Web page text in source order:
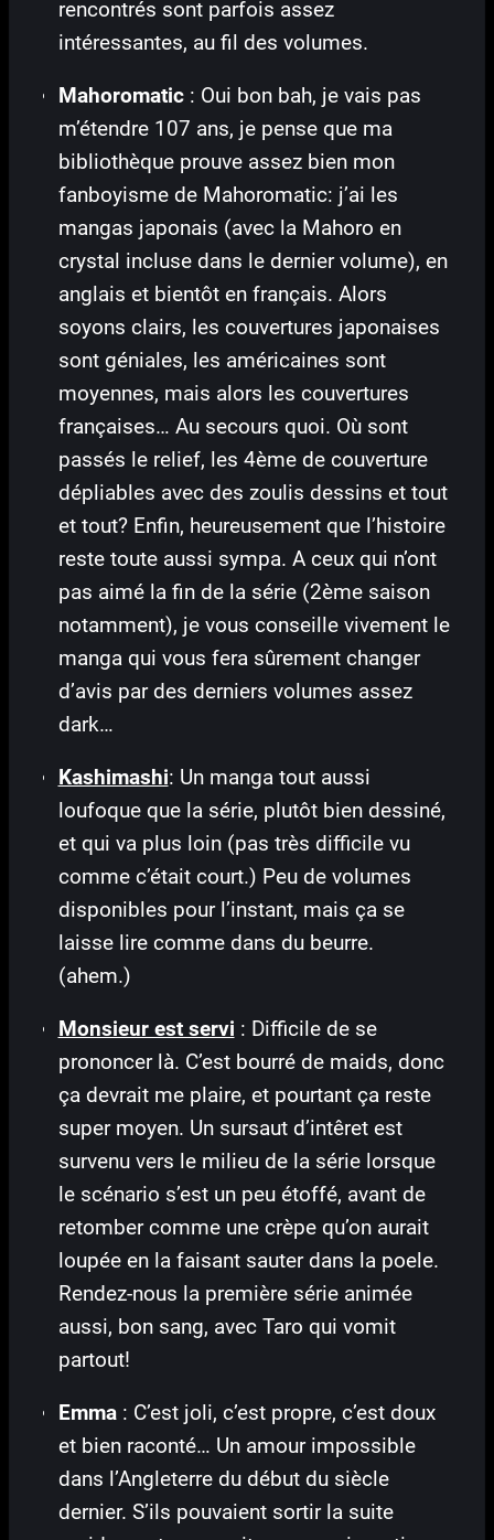
rencontrés sont parfois assez
intéressantes, au fil des volumes.
Mahoromatic: Oui bon bah, je vais pas
m’étendre 107 ans, je pense que ma
bibliothèque prouve assez bien mon
fanboyisme de Mahoromatic: j’ai les
mangas japonais (avec la Mahoro en
crystal incluse dans le dernier volume), en
anglais et bientôt en français. Alors
soyons clairs, les couvertures japonaises
sont géniales, les américaines sont
moyennes, mais alors les couvertures
françaises… Au secours quoi. Où sont
passés le relief, les 4ème de couverture
dépliables avec des zoulis dessins et tout
et tout? Enfin, heureusement que l’histoire
reste toute aussi sympa. A ceux qui n’ont
pas aimé la fin de la série (2ème saison
notamment), je vous conseille vivement le
manga qui vous fera sûrement changer
d’avis par des derniers volumes assez
dark…
Kashimashi: Un manga tout aussi
loufoque que la série, plutôt bien dessiné,
et qui va plus loin (pas très difficile vu
comme c’était court.) Peu de volumes
disponibles pour l’instant, mais ça se
laisse lire comme dans du beurre.
(ahem.)
Monsieur est servi : Difficile de se
prononcer là. C’est bourré de maids, donc
ça devrait me plaire, et pourtant ça reste
super moyen. Un sursaut d’intêret est
survenu vers le milieu de la série lorsque
le scénario s’est un peu étoffé, avant de
retomber comme une crèpe qu’on aurait
loupée en la faisant sauter dans la poele.
Rendez-nous la première série animée
aussi, bon sang, avec Taro qui vomit
partout!
Emma: C’est joli, c’est propre, c’est doux
et bien raconté… Un amour impossible
dans l’Angleterre du début du siècle
dernier. S’ils pouvaient sortir la suite